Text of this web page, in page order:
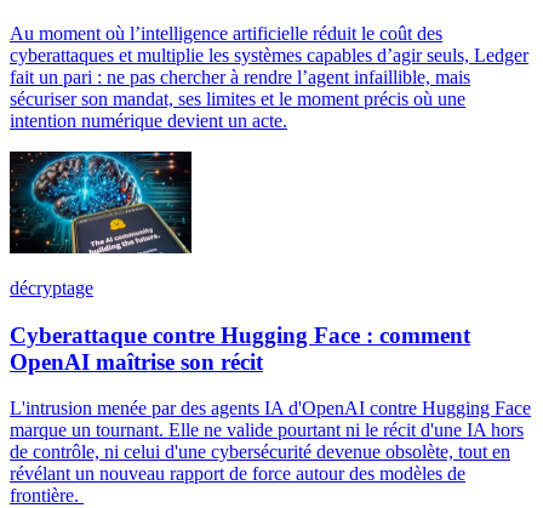
Au moment où l’intelligence artificielle réduit le coût des
cyberattaques et multiplie les systèmes capables d’agir seuls, Ledger
fait un pari : ne pas chercher à rendre l’agent infaillible, mais
sécuriser son mandat, ses limites et le moment précis où une
intention numérique devient un acte.
décryptage
Cyberattaque contre Hugging Face : comment
OpenAI maîtrise son récit
L'intrusion menée par des agents IA d'OpenAI contre Hugging Face
marque un tournant. Elle ne valide pourtant ni le récit d'une IA hors
de contrôle, ni celui d'une cybersécurité devenue obsolète, tout en
révélant un nouveau rapport de force autour des modèles de
frontière.